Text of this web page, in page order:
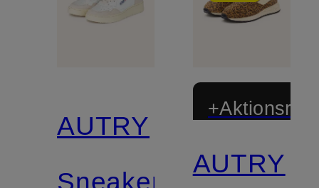
AUTRY
Sneaker
AUTRY